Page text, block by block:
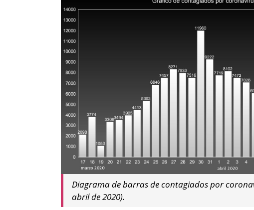
Diagrama de barras de contagiados por
abril de 2020).